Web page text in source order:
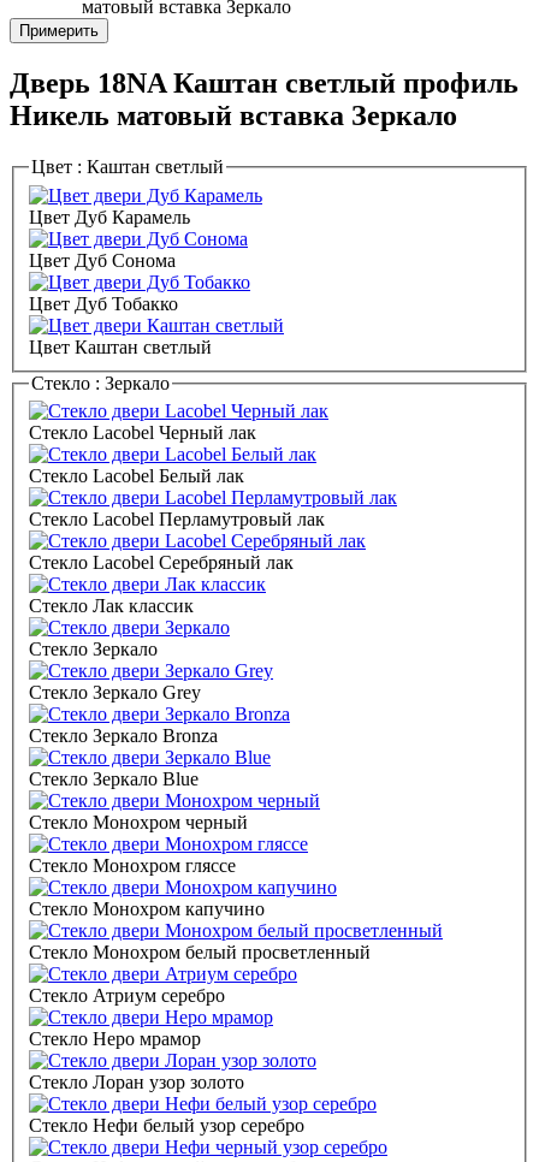
Примерить
Дверь 18NA Каштан светлый профиль
Никель матовый вставка Зеркало
Цвет : Каштан светлый
Цвет Дуб Карамель
Цвет Дуб Сонома
Цвет Дуб Тобакко
Цвет Каштан светлый
Стекло : Зеркало
Стекло Lacobel Черный лак
Стекло Lacobel Белый лак
Стекло Lacobel Перламутровый лак
Стекло Lacobel Серебряный лак
Стекло Лак классик
Стекло Зеркало
Стекло Зеркало Grey
Стекло Зеркало Bronza
Стекло Зеркало Blue
Стекло Монохром черный
Стекло Монохром гляссе
Стекло Монохром капучино
Стекло Монохром белый просветленный
Стекло Атриум серебро
Стекло Неро мрамор
Стекло Лоран узор золото
Стекло Нефи белый узор серебро